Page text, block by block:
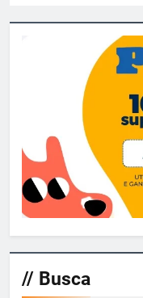
// Busca